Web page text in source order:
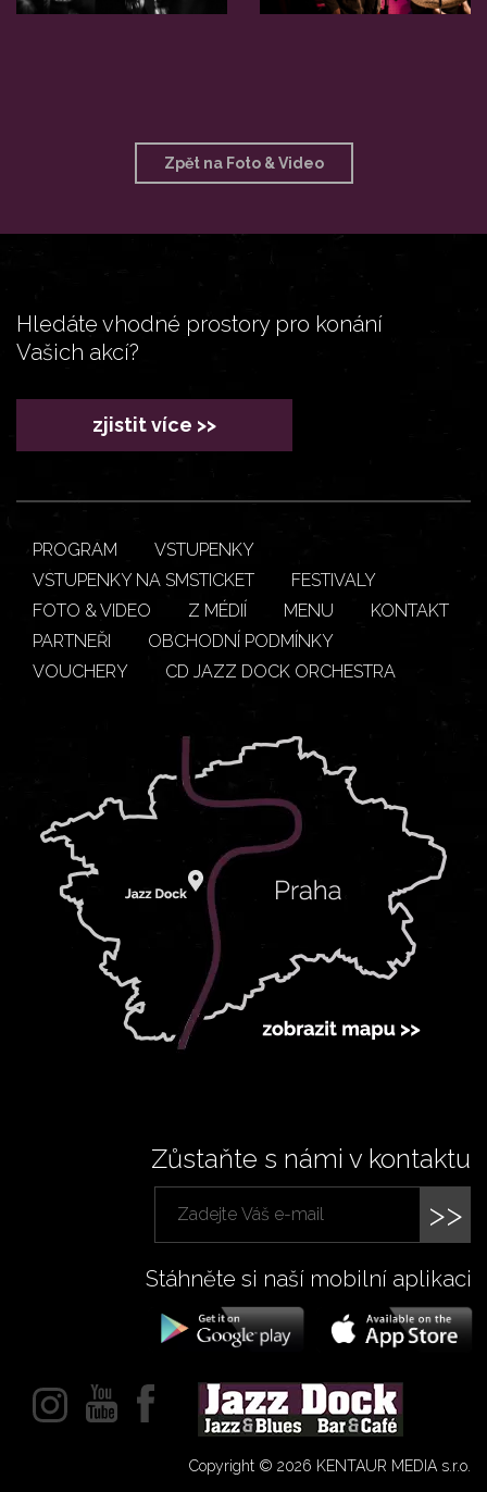
Zpět na Foto & Video
Hledáte vhodné prostory pro konání
Vašich akcí?
zjistit více >>
PROGRAM
VSTUPENKY
VSTUPENKY NA SMSTICKET
FESTIVALY
FOTO & VIDEO
Z MÉDIÍ MENU
KONTAKT
PARTNEŘI
OBCHODNÍ PODMÍNKY
VOUCHERY
CD JAZZ DOCK ORCHESTRA
Zůstaňte s námi v kontaktu
>>
Stáhněte si naší mobilní aplikaci
Copyright © 2026 KENTAUR MEDIA s.r.o.